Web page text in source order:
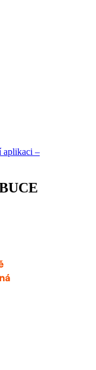
aplikaci –